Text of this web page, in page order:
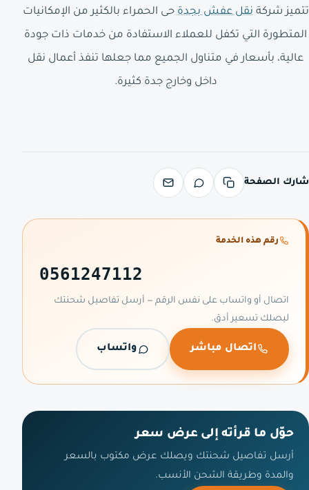
تتميز شركةنقل عفش بجدةحى الحمراء بالكثير من الإمكانيات
المتطورة التي تكفل للعملاء الاستفادة من خدمات ذات جودة
عالية، بأسعار في متناول الجميع مما جعلها تنفذ أعمال نقل
داخل وخارج جدة كثيرة.
شارك الصفحة
رقم هذه الخدمة
0561247112
اتصال أو واتساب على نفس الرقم — أرسل تفاصيل شحنتك
ليصلك تسعير أدق.
اتصال مباشر واتساب
حوّل ما قرأته إلى عرض سعر
أرسل تفاصيل شحنتك ويصلك عرض مكتوب بالسعر
والمدة وطريقة الشحن الأنسب.